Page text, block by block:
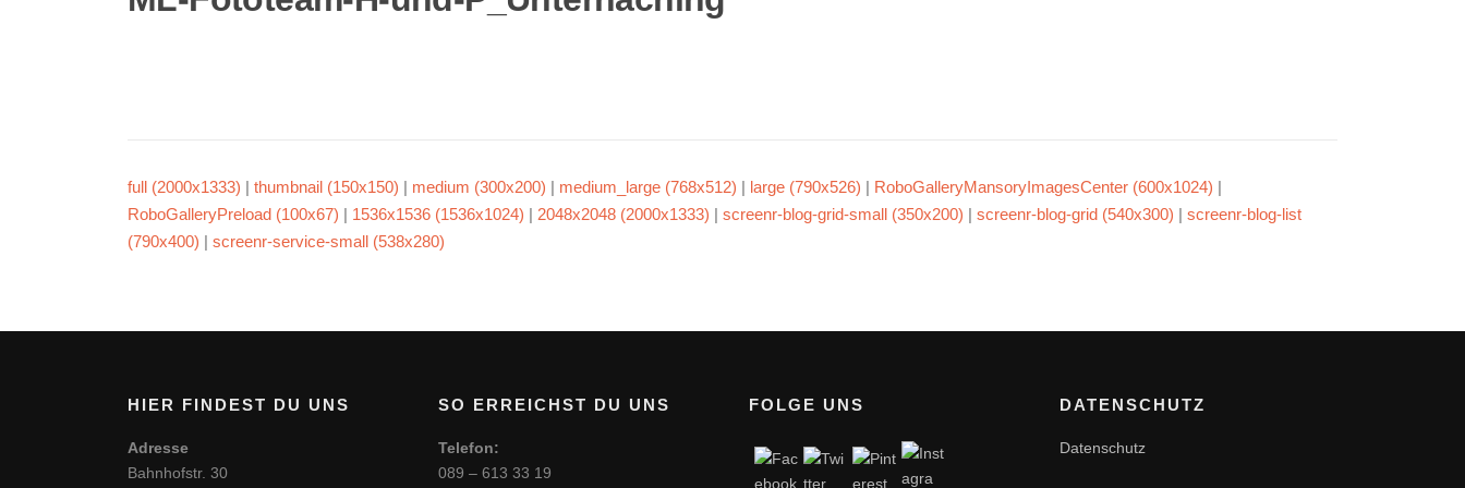
full (2000x1333) | thumbnail (150x150) | medium (300x200) | medium_large (768x512) | large (790x526) | RoboGalleryMansoryImagesCenter (600x1024) |
RoboGalleryPreload (100x67) | 1536x1536 (1536x1024) | 2048x2048 (2000x1333) | screenr-blog-grid-small (350x200) | screenr-blog-grid (540x300) | screenr-blog-list
(790x400) | screenr-service-small (538x280)
HIER FINDEST DU UNS
Adresse
Bahnhofstr. 30
SO ERREICHST DU UNS
Telefon:
089 – 613 33 19
FOLGE UNS DATENSCHUTZ
Datenschutz